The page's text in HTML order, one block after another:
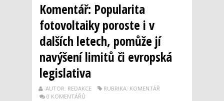
Komentář: Popularita
fotovoltaiky poroste i v
dalších letech, pomůže jí
navýšení limitů či evropská
legislativa
AUTOR: REDAKCE
RUBRIKA: KOMENTÁŘ
0 KOMENTÁŘŮ